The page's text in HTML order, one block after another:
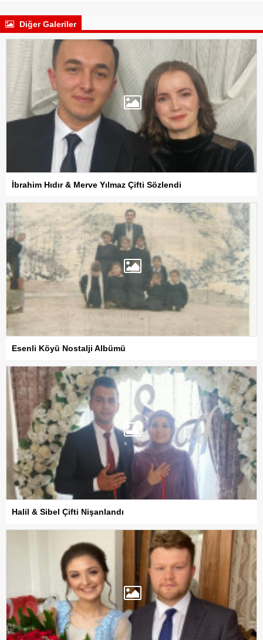
Diğer Galeriler
İbrahim Hıdır & Merve Yılmaz Çifti Sözlendi
Esenli Köyü Nostalji Albümü
Halil & Sibel Çifti Nişanlandı